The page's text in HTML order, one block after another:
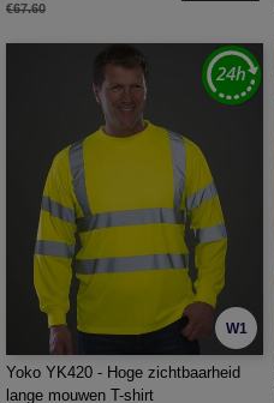
€67.60
W1
Yoko YK420 - Hoge zichtbaarheid
lange mouwen T-shirt